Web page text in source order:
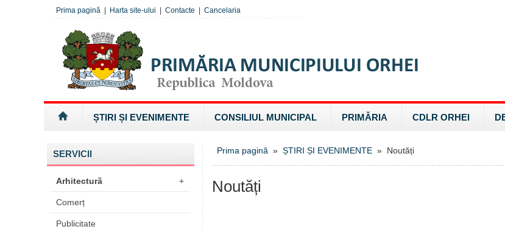
Prima pagină Harta site-ului Contacte Cancelaria
ȘTIRI ȘI EVENIMENTE CONSILIUL MUNICIPAL PRIMĂRIA CDLR ORHEI
SERVICII
Arhitectură +
Comerț
Publicitate
Prima pagină » ȘTIRI ȘI EVENIMENTE » Noutăți
Noutăți